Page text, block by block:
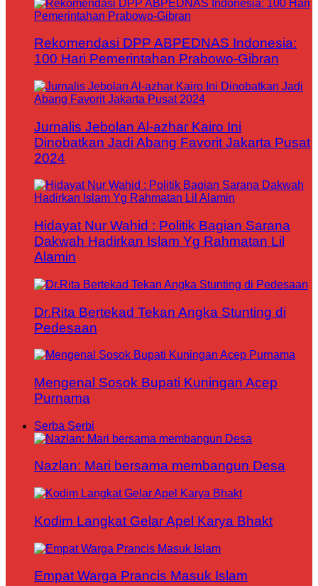
Rekomendasi DPP ABPEDNAS Indonesia:
100 Hari Pemerintahan Prabowo-Gibran
Jurnalis Jebolan Al-azhar Kairo Ini
Dinobatkan Jadi Abang Favorit Jakarta Pusat
2024
Hidayat Nur Wahid : Politik Bagian Sarana
Dakwah Hadirkan Islam Yg Rahmatan Lil
Alamin
Dr.Rita Bertekad Tekan Angka Stunting di
Pedesaan
Mengenal Sosok Bupati Kuningan Acep
Purnama
Serba Serbi
Nazlan: Mari bersama membangun Desa
Kodim Langkat Gelar Apel Karya Bhakt
Empat Warga Prancis Masuk Islam